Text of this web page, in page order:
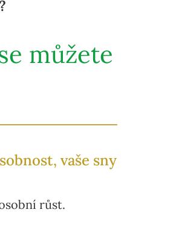
můžete
vaše sny
růst.